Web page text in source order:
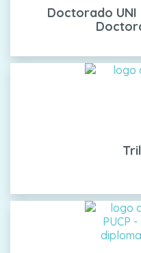
Doctorado UNI